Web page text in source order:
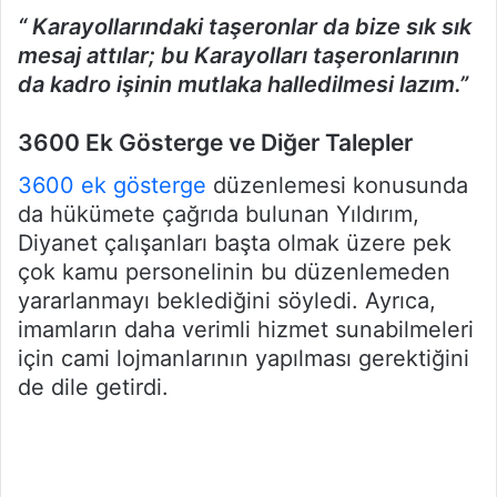
“ Karayollarındaki taşeronlar da bize sık sık
mesaj attılar; bu Karayolları taşeronlarının
da kadro işinin mutlaka halledilmesi lazım.”
3600 Ek Gösterge ve Diğer Talepler
3600 ek gösterge düzenlemesi konusunda
da hükümete çağrıda bulunan Yıldırım,
Diyanet çalışanları başta olmak üzere pek
çok kamu personelinin bu düzenlemeden
yararlanmayı beklediğini söyledi. Ayrıca,
imamların daha verimli hizmet sunabilmeleri
için cami lojmanlarının yapılması gerektiğini
de dile getirdi.